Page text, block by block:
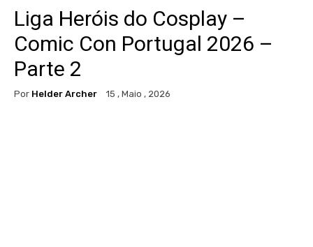
Liga Heróis do Cosplay –
Comic Con Portugal 2026 –
Parte 2
Por Helder Archer 15 , Maio , 2026